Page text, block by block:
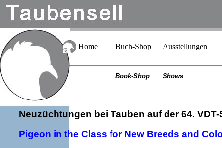
Home Buch-Shop Ausstellungen
Book-Shop Shows
Neuzüchtungen bei Tauben auf der 64.
Pigeon in the Class for New Breeds and